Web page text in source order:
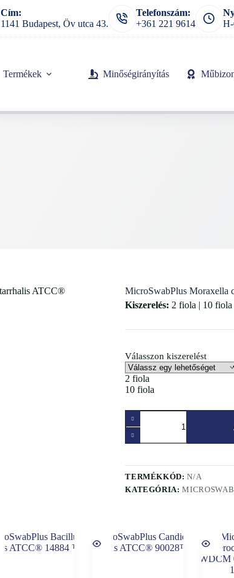
Cím:
1141 Budapest, Öv utca 43.
Telefonszám:
+361 221 9614
Termékek Minőségirányítás
MicroSwabPlus
Kiszerelés: 2 fiola | 10 fiola
Válasszon kiszerelést
2 fiola
10 fiola
TERMÉKKÓD:N/A
KATEGÓRIA: